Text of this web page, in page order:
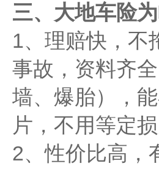
三、大地车险
1、理赔快，不
事故，资料齐
墙、爆胎），
片，不用等定
2、性价比高，